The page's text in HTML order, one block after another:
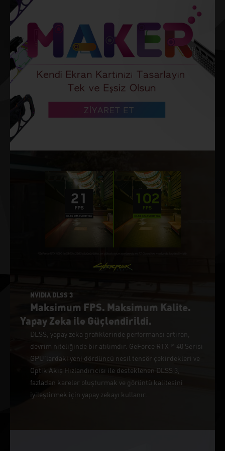
NVIDIA DLSS 3
Maksimum FPS. Maksimum Kalite.
Yapay Zeka ile Güçlendirildi.
DLSS, yapay zeka grafiklerinde performansı artıran,
devrim niteliğinde bir atılımdır. GeForce RTX™ 40 Serisi
GPU'lardaki yeni dördüncü nesil tensör çekirdekleri ve
Optik Akış Hızlandırıcısı ile desteklenen DLSS 3,
fazladan kareler oluşturmak ve görüntü kalitesini
iyileştirmek için yapay zekayı kullanır.